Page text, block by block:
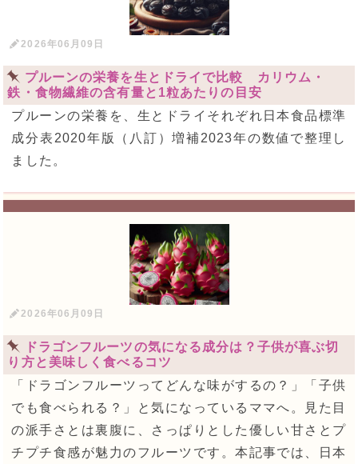
2026年06月09日
プルーンの栄養を生とドライで比較 カリウム・
鉄・食物繊維の含有量と1粒あたりの目安
プルーンの栄養を、生とドライそれぞれ日本食品標準
成分表2020年版（八訂）増補2023年の数値で整理し
ました。
2026年06月09日
ドラゴンフルーツの気になる成分は？子供が喜ぶ切
り方と美味しく食べるコツ
「ドラゴンフルーツってどんな味がするの？」「子供
でも食べられる？」と気になっているママへ。見た目
の派手さとは裏腹に、さっぱりとした優しい甘さとプ
チプチ食感が魅力のフルーツです。本記事では、日本